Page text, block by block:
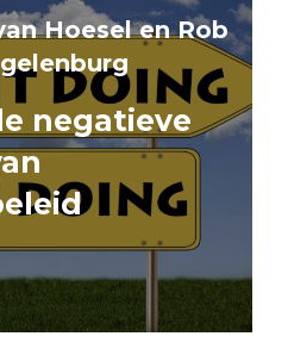
Hoesel en Rob
negatieve